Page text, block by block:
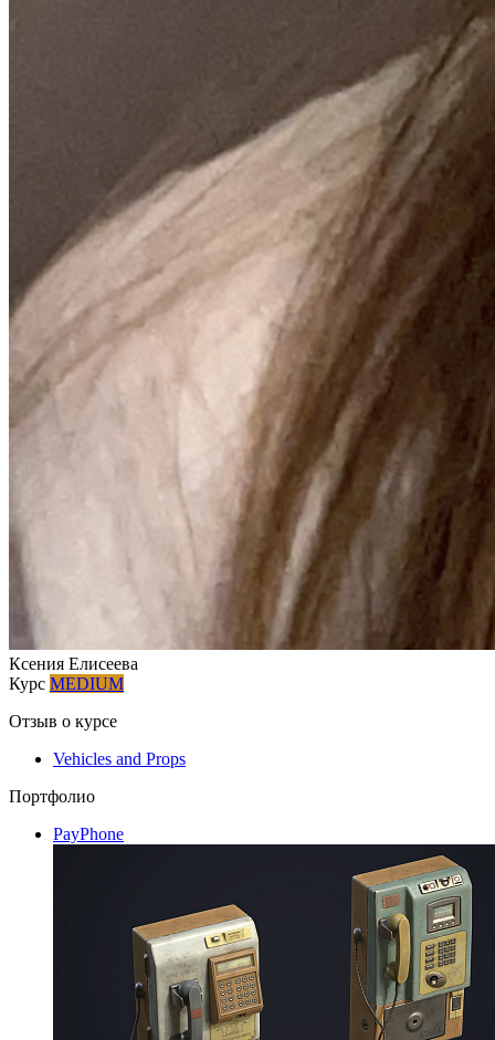
Ксения Елисеева
Курс MEDIUM
Отзыв о курсе
Vehicles and Props
Портфолио
PayPhone